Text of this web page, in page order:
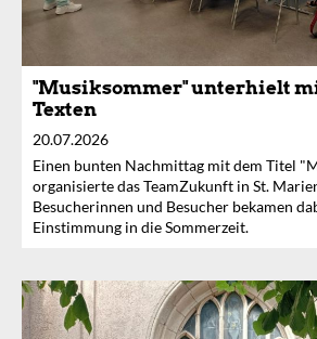
"Musiksommer" unterhielt
Texten
20.07.2026
Einen bunten Nachmittag mit dem Titel
organisierte das TeamZukunft in St.
Besucherinnen und Besucher bekamen
Einstimmung in die Sommerzeit.